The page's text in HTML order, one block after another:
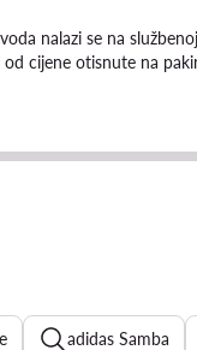
nalazi se na
od cijene otisnute na
adidas Samba